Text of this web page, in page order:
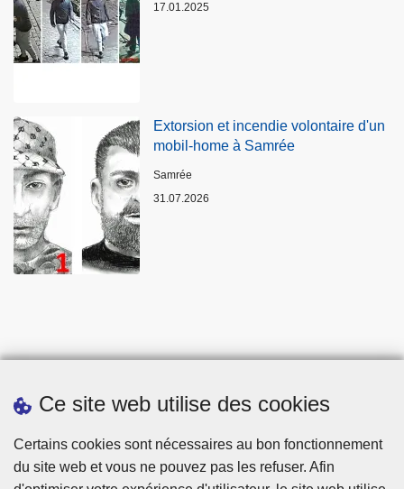
Ce site web utilise des cookies
Certains cookies sont nécessaires au bon fonctionnement
du site web et vous ne pouvez pas les refuser. Afin
17.01.2025
Extorsion et incendie volontaire d'un
mobil-home à Samrée
Lieux
Samrée
31.07.2026
Statistiques